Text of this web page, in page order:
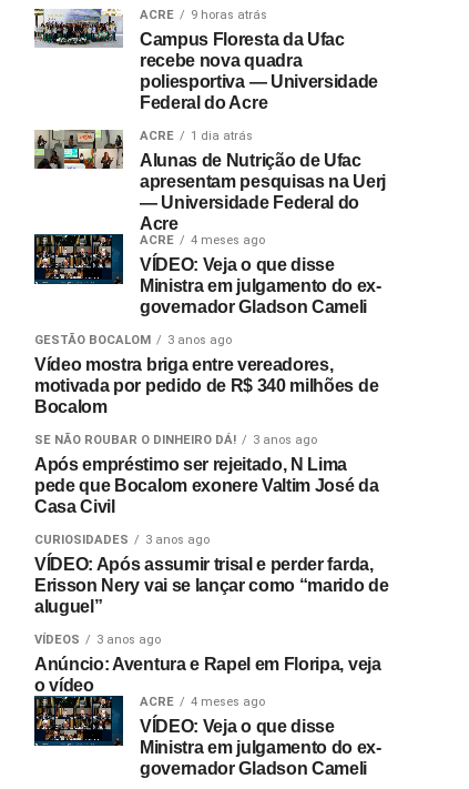
ACRE 9 horas atrás
Campus Floresta da Ufac
recebe nova quadra
poliesportiva — Universidade
Federal do Acre
ACRE 1 dia atrás
Alunas de Nutrição de Ufac
apresentam pesquisas na Uerj
— Universidade Federal do
Acre
ACRE 4 meses ago
VÍDEO: Veja o que disse
Ministra em julgamento do ex-
governador Gladson Cameli
GESTÃO BOCALOM 3 anos ago
Vídeo mostra briga entre vereadores,
motivada por pedido de R$ 340 milhões de
Bocalom
SE NÃO ROUBAR O DINHEIRO DÁ! 3 anos ago
Após empréstimo ser rejeitado, N Lima
pede que Bocalom exonere Valtim José da
Casa Civil
CURIOSIDADES 3 anos ago
VÍDEO: Após assumir trisal e perder farda,
Erisson Nery vai se lançar como “marido de
aluguel”
VÍDEOS 3 anos ago
Anúncio: Aventura e Rapel em Floripa, veja
o vídeo
ACRE 4 meses ago
VÍDEO: Veja o que disse
Ministra em julgamento do ex-
governador Gladson Cameli